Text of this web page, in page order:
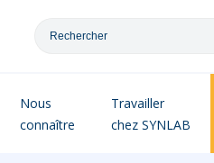
Nous
connaître
Travailler
chez SYNLAB